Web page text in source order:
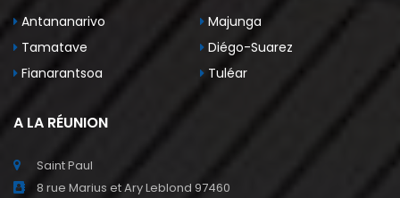
Antananarivo
Majunga
Tamatave
Diégo-Suarez
Fianarantsoa
Tuléar
A LA RÉUNION
Saint Paul
8 rue Marius et Ary Leblond 97460